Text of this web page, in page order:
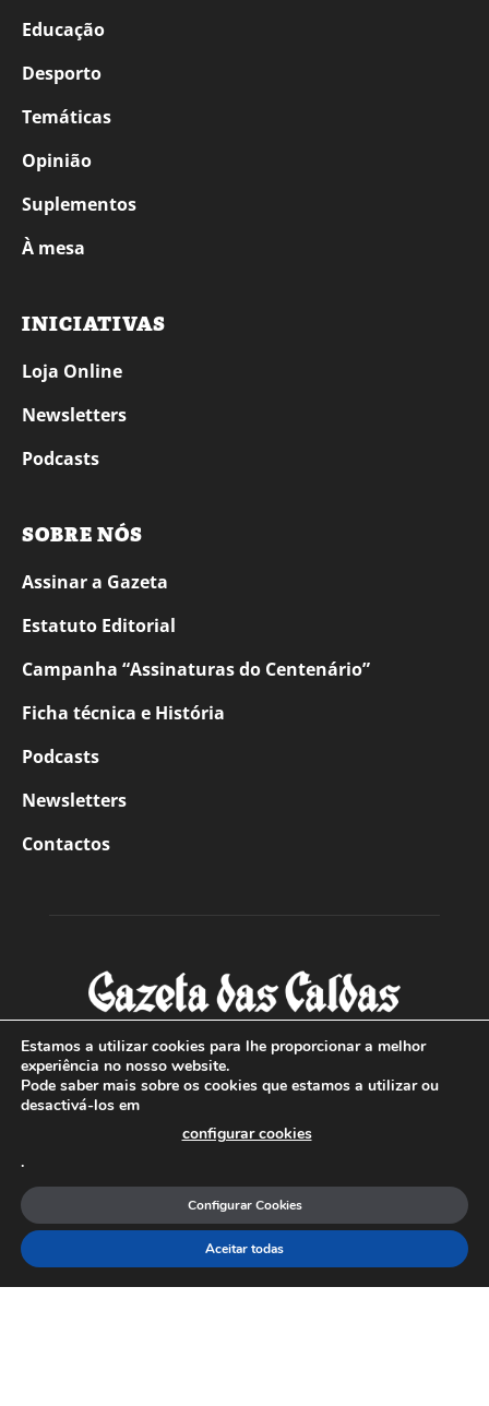
Educação
Desporto
Temáticas
Opinião
Suplementos
À mesa
INICIATIVAS
Loja Online
Newsletters
Podcasts
SOBRE NÓS
Assinar a Gazeta
Estatuto Editorial
Campanha “Assinaturas do Centenário”
Ficha técnica e História
Podcasts
Newsletters
Contactos
SOBRE NÓS
Com sede nas Caldas da Rainha e mais de 90 anos de
a sul de distrito de Leiria, com mais de 40.000 leitores por
toda a região Oeste. Jornal com distribuição em Portugal
Continental e assinatura online.
Estamos a utilizar cookies para lhe proporcionar a melhor
experiência no nosso website.
Pode saber mais sobre os cookies que estamos a utilizar ou
desactivá-los em
configurar cookies
.
Aceitar todas
Configurar Cookies